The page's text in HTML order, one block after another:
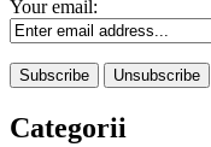
Your email:
Categorii